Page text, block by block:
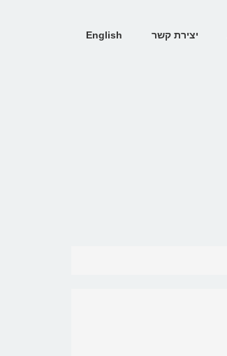
יצירת קשר English